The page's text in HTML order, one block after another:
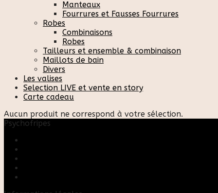
Manteaux
Fourrures et Fausses Fourrures
Robes
Combinaisons
Robes
Tailleurs et ensemble & combinaison
Maillots de bain
Divers
Les valises
Selection LIVE et vente en story
Carte cadeau
Aucun produit ne correspond à votre sélection.
Psychofripes